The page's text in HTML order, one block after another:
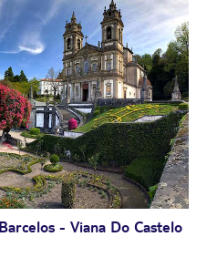
- Viana Do Castelo